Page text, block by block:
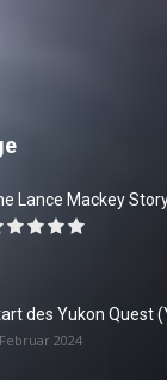
Lance Mackey
des Yukon Quest
2024